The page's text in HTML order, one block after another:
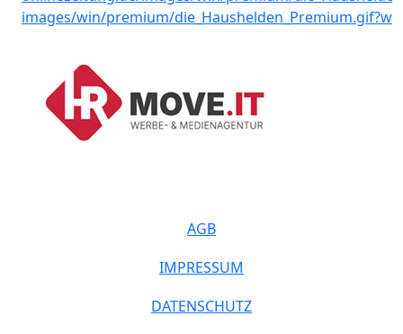
AGB
IMPRESSUM
DATENSCHUTZ